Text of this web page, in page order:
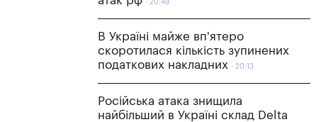
20:49
В Україні майже вп'ятеро
скоротилася кількість зупинених
податкових накладних
20:13
Російська атака знищила
найбільший в Україні склад Delta